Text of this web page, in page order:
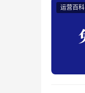
运营百科